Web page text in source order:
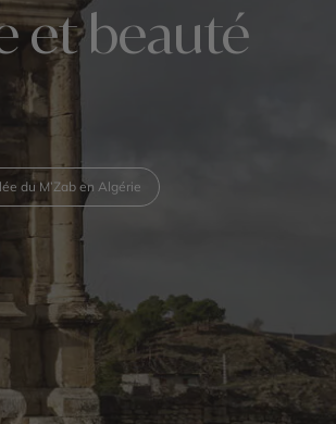
et beauté
du M’Zab en Algérie